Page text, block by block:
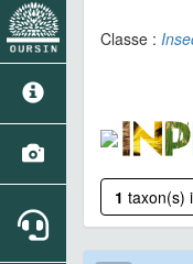
Classe :
1 taxon(s)